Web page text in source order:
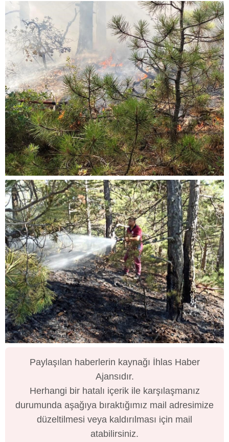
Paylaşılan haberlerin kaynağı İhlas Haber
Ajansıdır.
Herhangi bir hatalı içerik ile karşılaşmanız
durumunda aşağıya bıraktığımız mail adresimize
düzeltilmesi veya kaldırılması için mail
atabilirsiniz.